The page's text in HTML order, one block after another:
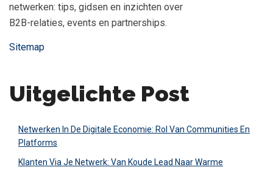
netwerken: tips, gidsen en inzichten over
B2B-relaties, events en partnerships.
Sitemap
Uitgelichte Post
Netwerken In De Digitale Economie: Rol Van Communities En
Platforms
Klanten Via Je Netwerk: Van Koude Lead Naar Warme